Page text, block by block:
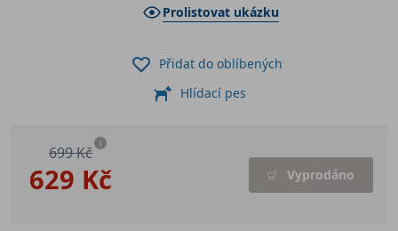
Prolistovat ukázku
629 Kč
699 Kč i
Vyprodáno
Přidat do oblíbených
Hlídací pes